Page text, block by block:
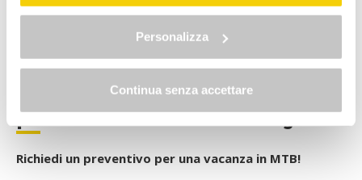
Allo stesso link trovi la nostra informativa estesa sui
Personalizza
Continua senza accettare
20 percorsi
Vuoi esplorare i percorsi off-road
più entusiasmanti della Romagna?
Richiedi un preventivo per una vacanza in MTB!